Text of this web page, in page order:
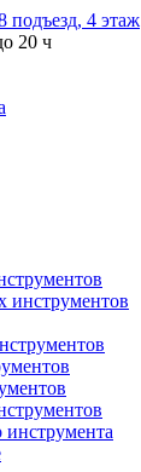
подъезд, 4 этаж
20 ч
инструментов